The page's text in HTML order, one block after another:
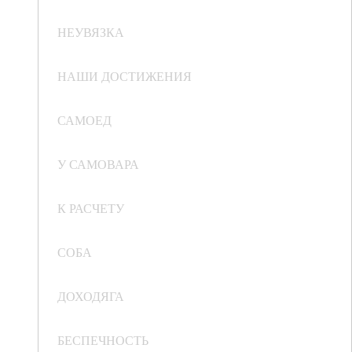
НЕУВЯЗКА
НАШИ ДОСТИЖЕНИЯ
САМОЕД
У САМОВАРА
К РАСЧЕТУ
СОБА
ДОХОДЯГА
БЕСПЕЧНОСТЬ